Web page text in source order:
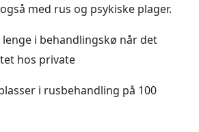
med rus og psykiske plager.
i behandlingskø når det
hos private
i rusbehandling på 100